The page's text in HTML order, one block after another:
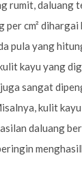
rumit, daluang
per cm² dihargai
pula yang
kayu yang
sangat
kulit
daluang